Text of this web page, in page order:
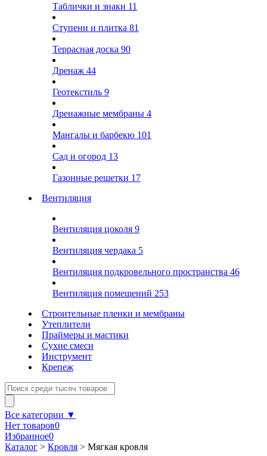
Таблички и знаки 11
Ступени и плитка 81
Террасная доска 90
Дренаж 44
Геотекстиль 9
Дренажные мембраны 4
Мангалы и барбекю 101
Сад и огород 13
Газонные решетки 17
Вентиляция
Вентиляция цоколя 9
Вентиляция чердака 5
Вентиляция подкровельного пространства 46
Вентиляция помещений 253
Строительные пленки и мембраны
Утеплители
Праймеры и мастики
Сухие смеси
Инструмент
Крепеж
Все категории ▼
Нет товаров0
Избранное0
Каталог > Кровля > Мягкая кровля